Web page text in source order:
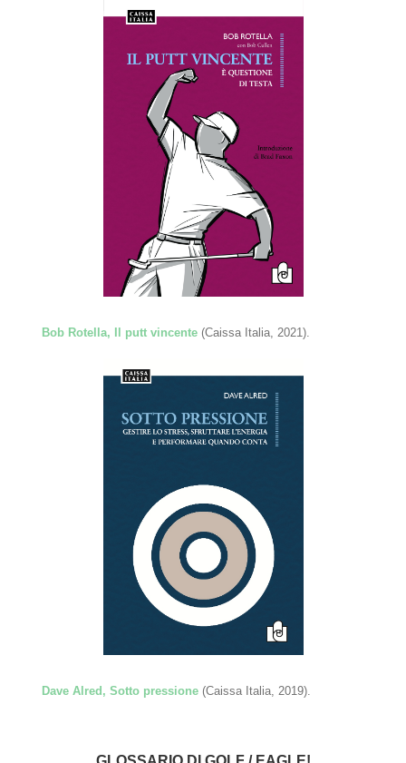
Bob Rotella, Il putt vincente (Caissa Italia, 2021).
Dave Alred, Sotto pressione (Caissa Italia, 2019).